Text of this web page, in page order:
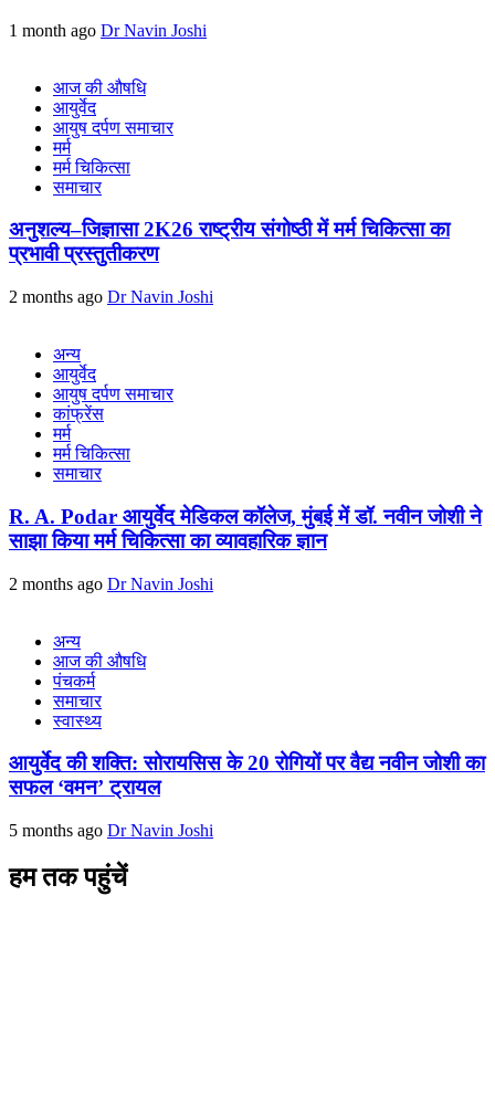
1 month ago Dr Navin Joshi
आज की औषधि
आयुर्वेद
आयुष दर्पण समाचार
मर्म
मर्म चिकित्सा
समाचार
अनुशल्य–जिज्ञासा 2K26 राष्ट्रीय संगोष्ठी में मर्म चिकित्सा का
प्रभावी प्रस्तुतीकरण
2 months ago Dr Navin Joshi
अन्य
आयुर्वेद
आयुष दर्पण समाचार
कांफ्रेंस
मर्म
मर्म चिकित्सा
समाचार
R. A. Podar आयुर्वेद मेडिकल कॉलेज, मुंबई में डॉ. नवीन जोशी ने
साझा किया मर्म चिकित्सा का व्यावहारिक ज्ञान
2 months ago Dr Navin Joshi
अन्य
आज की औषधि
पंचकर्म
समाचार
स्वास्थ्य
आयुर्वेद की शक्ति: सोरायसिस के 20 रोगियों पर वैद्य नवीन जोशी का
सफल ‘वमन’ ट्रायल
5 months ago Dr Navin Joshi
हम तक पहुंचें